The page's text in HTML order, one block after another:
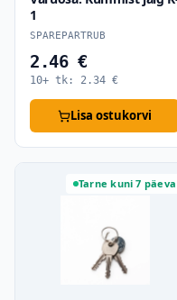
1
SPAREPARTRUB
2.46 €
10+ tk: 2.34 €
Lisa ostukorvi
Tarne kuni 7 päeva